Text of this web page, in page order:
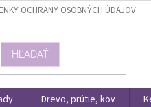
OCHRANY OSOBNÝCH ÚDAJOV
HĽADAŤ
Drevo, prútie, kov